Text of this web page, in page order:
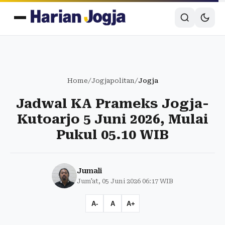
Home/Jogjapolitan/Jogja
Jadwal KA Prameks Jogja-
Kutoarjo 5 Juni 2026, Mulai
Pukul 05.10 WIB
Jumali
Jum'at, 05 Juni 2026 06:17 WIB
A- A A+